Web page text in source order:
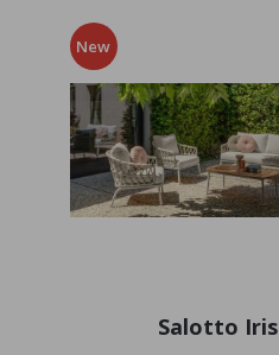
New
Salotto Iris